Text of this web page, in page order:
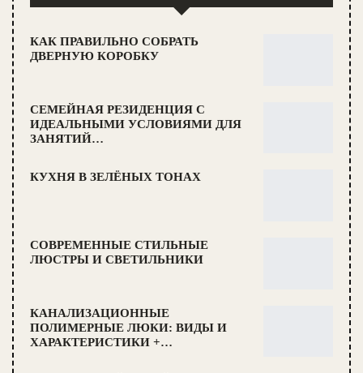
КАК ПРАВИЛЬНО СОБРАТЬ
ДВЕРНУЮ КОРОБКУ
СЕМЕЙНАЯ РЕЗИДЕНЦИЯ С
ИДЕАЛЬНЫМИ УСЛОВИЯМИ ДЛЯ
ЗАНЯТИЙ…
КУХНЯ В ЗЕЛЁНЫХ ТОНАХ
СОВРЕМЕННЫЕ СТИЛЬНЫЕ
ЛЮСТРЫ И СВЕТИЛЬНИКИ
КАНАЛИЗАЦИОННЫЕ
ПОЛИМЕРНЫЕ ЛЮКИ: ВИДЫ И
ХАРАКТЕРИСТИКИ +…